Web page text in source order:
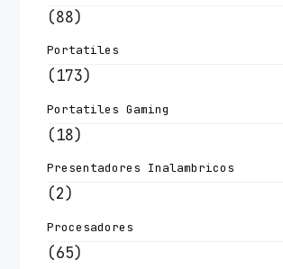
(88)
Portatiles
(173)
Portatiles Gaming
(18)
Presentadores Inalambricos
(2)
Procesadores
(65)